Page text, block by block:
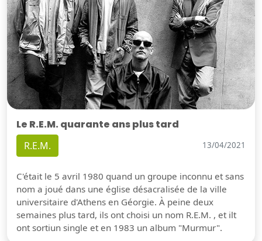
Le R.E.M. quarante ans plus tard
R.E.M. 13/04/2021
C'était le 5 avril 1980 quand un groupe inconnu et sans
nom a joué dans une église désacralisée de la ville
universitaire d'Athens en Géorgie. À peine deux
semaines plus tard, ils ont choisi un nom R.E.M. , et ilt
ont sortiun single et en 1983 un album "Murmur".